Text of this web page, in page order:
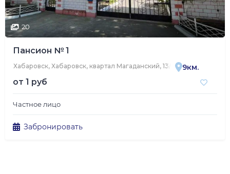
20
Пансион № 1
Хабаровск, Хабаровск, квартал Магаданский, 13/2 9км.
от 1 руб
Частное лицо
Забронировать